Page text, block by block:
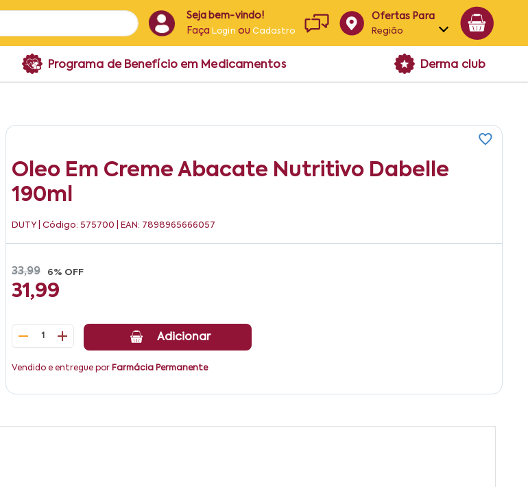
Seja bem-vindo!
Faça Login ouCadastro
Ofertas Para
Região
Alagoas
Programa de Benefício em Medicamentos Derma club
Oleo Em Creme Abacate Nutritivo Dabelle
190ml
DUTY | Código: 575700 | EAN: 7898965666057
33,99 6% OFF
31,99
1 Adicionar
Vendido e entregue por Farmácia Permanente